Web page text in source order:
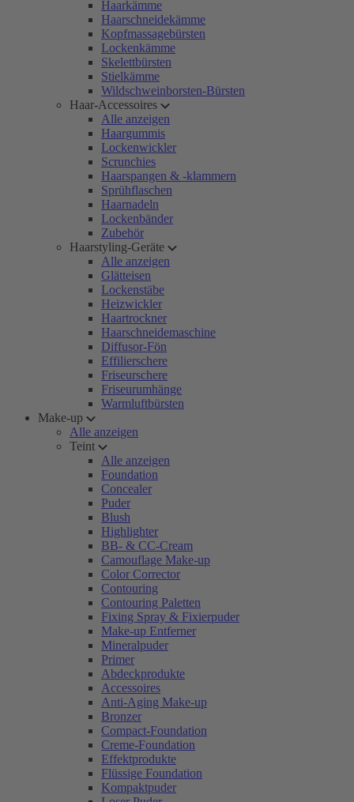
Haarkämme
Haarschneidekämme
Kopfmassagebürsten
Lockenkämme
Skelettbürsten
Stielkämme
Wildschweinborsten-Bürsten
Haar-Accessoires
Alle anzeigen
Haargummis
Lockenwickler
Scrunchies
Haarspangen & -klammern
Sprühflaschen
Haarnadeln
Lockenbänder
Zubehör
Haarstyling-Geräte
Alle anzeigen
Glätteisen
Lockenstäbe
Heizwickler
Haartrockner
Haarschneidemaschine
Diffusor-Fön
Effilierschere
Friseurschere
Friseurumhänge
Warmluftbürsten
Make-up
Alle anzeigen
Teint
Alle anzeigen
Foundation
Concealer
Puder
Blush
Highlighter
BB- & CC-Cream
Camouflage Make-up
Color Corrector
Contouring
Contouring Paletten
Fixing Spray & Fixierpuder
Make-up Entferner
Mineralpuder
Primer
Abdeckprodukte
Accessoires
Anti-Aging Make-up
Bronzer
Compact-Foundation
Creme-Foundation
Effektprodukte
Flüssige Foundation
Kompaktpuder